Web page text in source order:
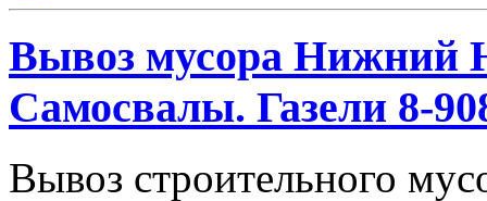
Вывоз мусора Нижний
Самосвалы. Газели 8-
Вывоз строительного